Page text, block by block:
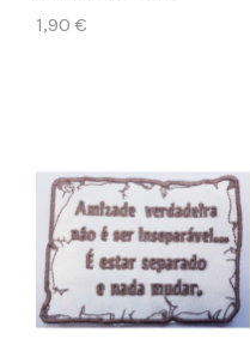
1,90 €